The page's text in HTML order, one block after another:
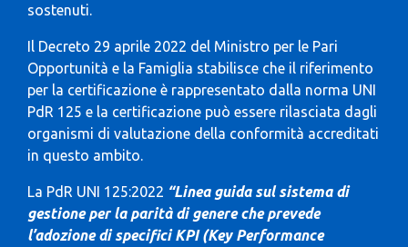
sostenuti.
Il Decreto 29 aprile 2022 del Ministro per le Pari
Opportunità e la Famiglia stabilisce che il riferimento
per la certificazione è rappresentato dalla norma UNI
PdR 125 e la certificazione può essere rilasciata dagli
organismi di valutazione della conformità accreditati
in questo ambito.
La PdR UNI 125:2022 “Linea guida sul sistema di
gestione per la parità di genere che prevede
l’adozione di specifici KPI (Key Performance